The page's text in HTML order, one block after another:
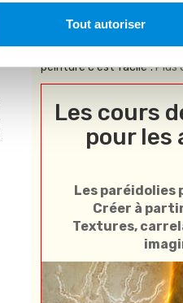
Tout autoriser
CONTENU
* Réservé aux abonnés à
peinture c'est facile".Plus
Les cours
pour les
Les paréidolies
Créer à
Textures,